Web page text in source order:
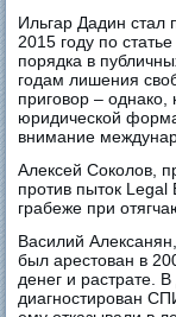
Ильгар Дадин
2015 году по
порядка в
годам лишения
приговор – однако,
юридической
внимание
Алексей Соколов,
против пыток
грабеже при
Василий
был арестован в
денег и растрате.
диагностирован